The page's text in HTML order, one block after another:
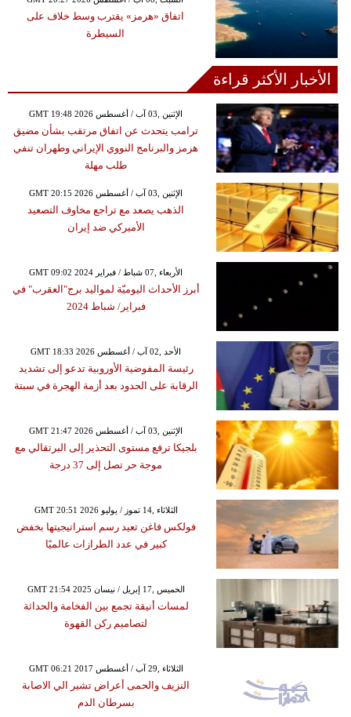
اتفاق «هرمز» يقترب وسط خلاف على
السيطرة
الأخبار الأكثر قراءة
GMT 19:48 2026 الإثنين ,03 آب / أغسطس
ترامب يتحدث عن اتفاق مرتقب بشأن مضيق
هرمز والبرنامج النووي الإيراني وطهران تنفي
طلب مهلة
GMT 20:15 2026 الإثنين ,03 آب / أغسطس
الذهب يصعد مع تراجع مخاوف التصعيد
الأميركي ضد إيران
GMT 09:02 2024 الأربعاء ,07 شباط / فبراير
أبرز الأحداث اليوميّة لمواليد برج"العقرب" في
فبراير/ شباط 2024
GMT 18:33 2026 الأحد ,02 آب / أغسطس
رئيسة المفوضية الأوروبية تدعو إلى تشديد
الرقابة على الحدود بعد أزمة الهجرة في سبتة
GMT 21:47 2026 الإثنين ,03 آب / أغسطس
بلجيكا ترفع مستوى التحذير إلى البرتقالي مع
موجة حر تصل إلى 37 درجة
GMT 20:51 2026 الثلاثاء ,14 تموز / يوليو
فولكس فاغن تعيد رسم استراتيجيتها بخفض
كبير في عدد الطرازات عالميًا
GMT 21:54 2025 الخميس ,17 إبريل / نيسان
لمسات أنيقة تجمع بين الفخامة والحداثة
لتصاميم ركن القهوة
GMT 06:21 2017 الثلاثاء ,29 آب / أغسطس
النزيف والحمى أعراض تشير الي الاصابة
بسرطان الدم